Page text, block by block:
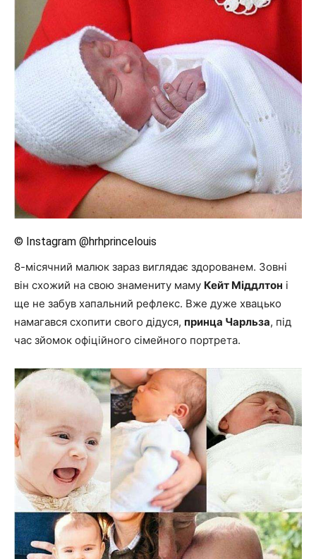
© Instagram @hrhprincelouis
8-місячний малюк зараз виглядає здорованем. Зовні
він схожий на свою знамениту маму Кейт Міддлтон і
ще не забув хапальний рефлекс. Вже дуже хвацько
намагався схопити свого дідуся, принца Чарльза, під
час зйомок офіційного сімейного портрета.